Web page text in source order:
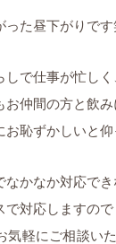
った昼下がりです
で仕事が忙しく
お仲間の方と飲み
お恥ずかしいと
なかなか対応で
で対応しますので
気軽にご相談い